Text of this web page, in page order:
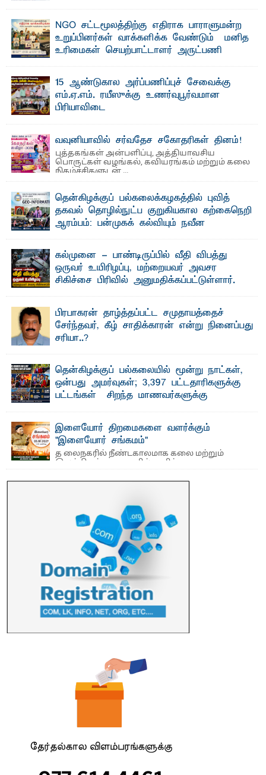
NGO சட்டமூலத்திற்கு எதிராக பாராளுமன்ற
உறுப்பினர்கள் வாக்களிக்க வேண்டும் – மனித
உரிமைகள் செயற்பாட்டாளர் அருட்பணி
ஜே. எப். காமிலா பேகம்- இ லங்கை அரசாங்கம் அரசுசாரா
அமைப்புகள் (NGO) தொடர்பான புதிய சட்டமூலத்தை ...
15 ஆண்டுகால அர்ப்பணிப்புச் சேவைக்கு
எம்.ஏ.எம். ரயீஸுக்கு உணர்வுபூர்வமான
பிரியாவிடை
வவுனியாவில் சர்வதேச சகோதரிகள் தினம்!
புத்தகங்கள் அன்பளிப்பு, அத்தியாவசிய
பொருட்கள் வழங்கல், கவியரங்கம் மற்றும் கலை
நிகழ்ச்சிகளுடன் ...
தென்கிழக்குப் பல்கலைக்கழகத்தில் புவித்
தகவல் தொழில்நுட்ப குறுகியகால கற்கைநெறி
ஆரம்பம்: பன்முகக் கல்வியும் நவீன
பேராசிரியர் எம். எம். பாஸில்
தெ ன்கிழக்குப் பல்கலைக்கழகத்தின் கலை மற்றும் கலாசார
பீடத்தின் புவியியல் துறையினால் ...
கல்முனை - பாண்டிருப்பில் வீதி விபத்து
ஒருவர் உயிரிழப்பு, மற்றையவர் அவசர
சிகிச்சை பிரிவில் அனுமதிக்கப்பட்டுள்ளார்.
பாண்டிருப்பு ...பிரபாகரன் தாழ்த்தப்பட்ட சமுதாயத்தைச்
சேர்ந்தவர், கீழ் சாதிக்காரன் என்று நினைப்பது
சரியா..?
தென்கிழக்குப் பல்கலையில் மூன்று நாட்கள்,
ஒன்பது அமர்வுகள்; 3,397 பட்டதாரிகளுக்கு
பட்டங்கள் – சிறந்த மாணவர்களுக்கு
மற்றும் சிறப்புப் பரிசுகள்
எம்.வை. அமீர்- ஒ லுவிலில் அமைந்துள்ள தென்கிழக்குப்
பல்கலைக்கழகத்தின் 18ஆவது பொதுப் பட்டமளிப்பு விழா ...
இளையோர் திறமைகளை வளர்க்கும்
"இளையோர் சங்கமம்"
த லைநகரில் நீண்டகாலமாக கலை மற்றும்
இலக்கியத் துறைகளில் தனித்துவமான
பணிகளை முன்னெடுத்து வரும் புதிய ...